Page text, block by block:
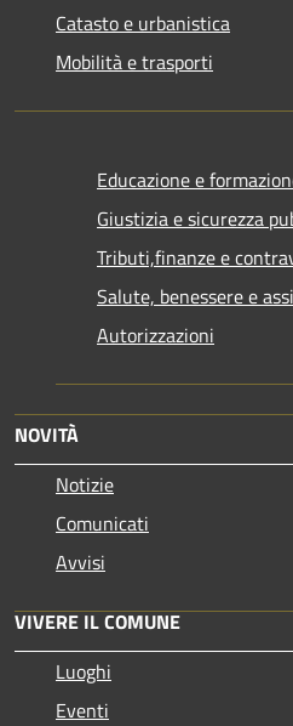
Catasto e urbanistica
Mobilità e trasporti
Educazione e
Giustizia e sicurezza
Tributi,finanze e
Salute, benessere e
Autorizzazioni
NOVITÀ
Notizie
Comunicati
Avvisi
VIVERE IL COMUNE
Luoghi
Eventi